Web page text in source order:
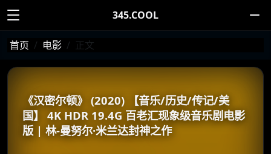
345.COOL
首页 电影 正文
《汉密尔顿》 (2020) 【音乐/历史/传记/美
国】 4K HDR 19.4G 百老汇现象级音乐剧电影
版 | 林-曼努尔·米兰达封神之作